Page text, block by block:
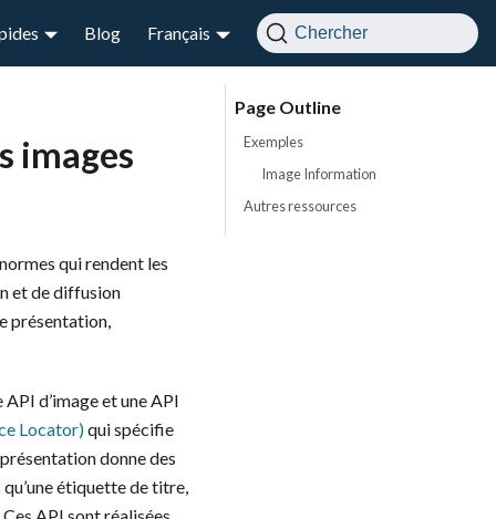
Blog Français Chercher
images
qui rendent les
et de diffusion
présentation,
API d’image et une API
Locator)qui spécifie
donne des
étiquette de titre,
Exemples
Image Information
Autres ressources